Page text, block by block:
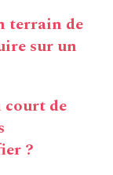
terrain de
sur un
de
?